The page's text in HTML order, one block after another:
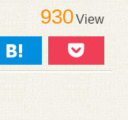
930View